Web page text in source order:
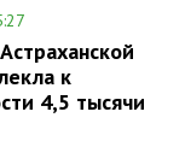
к
4,5 тысячи